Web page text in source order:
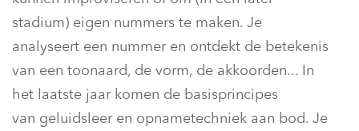
stadium) eigen nummers te maken. Je
analyseert een nummer en ontdekt de betekenis
van een toonaard, de vorm, de akkoorden... In
het laatste jaar komen de basisprincipes
van geluidsleer en opnametechniek aan bod. Je